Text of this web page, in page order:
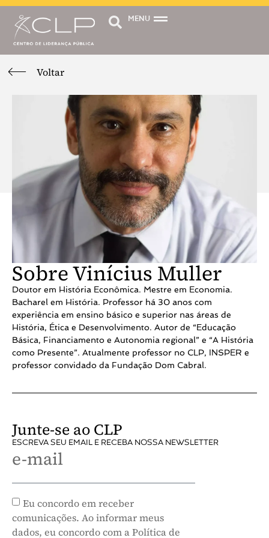
MENU
Voltar
Sobre Vinícius Muller
Doutor em História Econômica. Mestre em Economia.
Bacharel em História. Professor há 30 anos com
experiência em ensino básico e superior nas áreas de
História, Ética e Desenvolvimento. Autor de “Educação
Básica, Financiamento e Autonomia regional” e “A História
como Presente”. Atualmente professor no CLP, INSPER e
professor convidado da Fundação Dom Cabral.
Junte-se ao CLP
ESCREVA SEU EMAIL E RECEBA NOSSA NEWSLETTER
e-mail
Eu concordo em receber
comunicações. Ao informar meus
dados, eu concordo com a Política de